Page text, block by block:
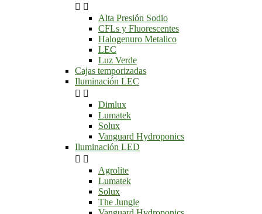
 
Alta Presión Sodio
CFLs y Fluorescentes
Halogenuro Metalico
LEC
Luz Verde
Cajas temporizadas
Iluminación LEC
 
Dimlux
Lumatek
Solux
Vanguard Hydroponics
Iluminación LED
 
Agrolite
Lumatek
Solux
The Jungle